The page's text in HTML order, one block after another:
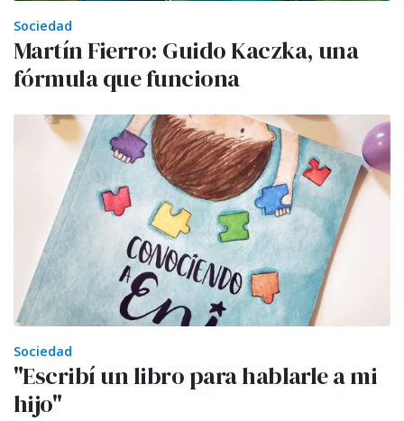
Sociedad
Martín Fierro: Guido Kaczka, una
fórmula que funciona
Sociedad
"Escribí un libro para hablarle a mi
hijo"